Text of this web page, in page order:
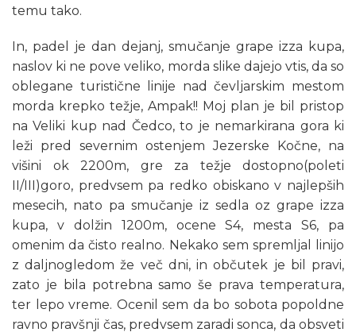
temu tako.
In, padel je dan dejanj, smučanje grape izza kupa,
naslov ki ne pove veliko, morda slike dajejo vtis, da so
oblegane turistične linije nad čevljarskim mestom
morda krepko težje, Ampak!! Moj plan je bil pristop
na Veliki kup nad Čedco, to je nemarkirana gora ki
leži pred severnim ostenjem Jezerske Kočne, na
višini ok 2200m, gre za težje dostopno(poleti
II/III)goro, predvsem pa redko obiskano v najlepših
mesecih, nato pa smučanje iz sedla oz grape izza
kupa, v dolžin 1200m, ocene S4, mesta S6, pa
omenim da čisto realno. Nekako sem spremljal linijo
z daljnogledom že več dni, in občutek je bil pravi,
zato je bila potrebna samo še prava temperatura,
ter lepo vreme. Ocenil sem da bo sobota popoldne
ravno pravšnji čas, predvsem zaradi sonca, da obsveti